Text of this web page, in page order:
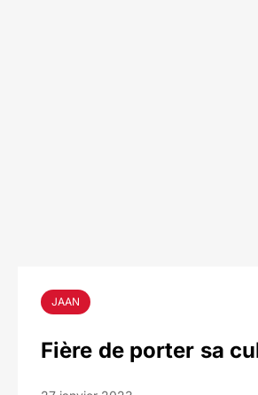
JAAN
Fière de porter sa